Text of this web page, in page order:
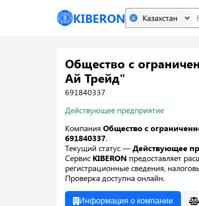
KIBERON Казахстан
Общество с
Ай Трейд"
691840337
Действующее предприятие
Компания Общество с
691840337.
Текущий статус —Действующее
Сервис KIBERON предоставляет
регистрационные сведения,
Проверка доступна онлайн.
Информация о компании